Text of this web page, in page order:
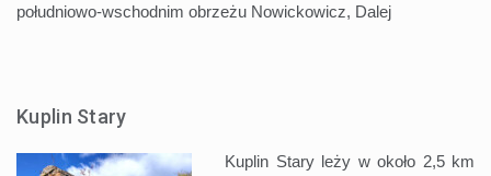
południowo-wschodnim obrzeżu Nowickowicz, Dalej
Kuplin Stary
Kuplin Stary leży w około 2,5 km